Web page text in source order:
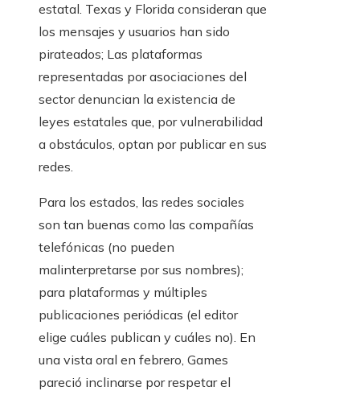
estatal. Texas y Florida consideran que
los mensajes y usuarios han sido
pirateados; Las plataformas
representadas por asociaciones del
sector denuncian la existencia de
leyes estatales que, por vulnerabilidad
a obstáculos, optan por publicar en sus
redes.
Para los estados, las redes sociales
son tan buenas como las compañías
telefónicas (no pueden
malinterpretarse por sus nombres);
para plataformas y múltiples
publicaciones periódicas (el editor
elige cuáles publican y cuáles no). En
una vista oral en febrero, Games
pareció inclinarse por respetar el